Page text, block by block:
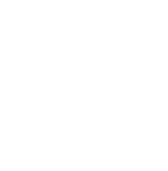
მიმოხილვა